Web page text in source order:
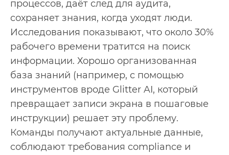
процессов, даёт след для аудита,
сохраняет знания, когда уходят люди.
Исследования показывают, что около 30%
рабочего времени тратится на поиск
информации. Хорошо организованная
база знаний (например, с помощью
инструментов вроде Glitter AI, который
превращает записи экрана в пошаговые
инструкции) решает эту проблему.
Команды получают актуальные данные,
соблюдают требования compliance и